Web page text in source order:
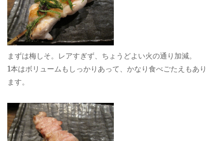
まずは梅しそ。レアすぎず、ちょうどよい火の通り加減。
1本はボリュームもしっかりあって、かなり食べごたえもあり
ます。